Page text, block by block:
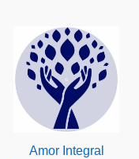
Amor Integral